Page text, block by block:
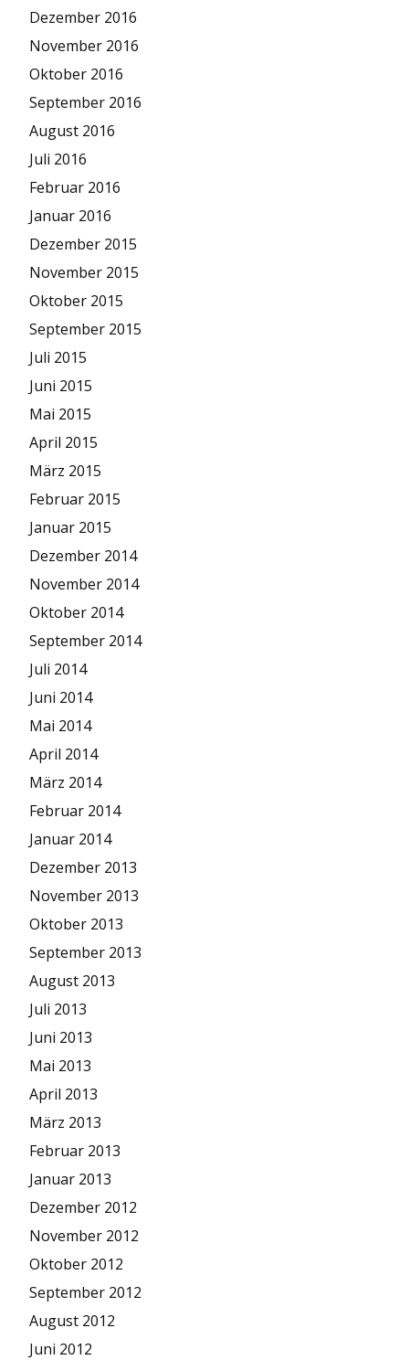
Dezember 2016
November 2016
Oktober 2016
September 2016
August 2016
Juli 2016
Februar 2016
Januar 2016
Dezember 2015
November 2015
Oktober 2015
September 2015
Juli 2015
Juni 2015
Mai 2015
April 2015
März 2015
Februar 2015
Januar 2015
Dezember 2014
November 2014
Oktober 2014
September 2014
Juli 2014
Juni 2014
Mai 2014
April 2014
März 2014
Februar 2014
Januar 2014
Dezember 2013
November 2013
Oktober 2013
September 2013
August 2013
Juli 2013
Juni 2013
Mai 2013
April 2013
März 2013
Februar 2013
Januar 2013
Dezember 2012
November 2012
Oktober 2012
September 2012
August 2012
Juni 2012